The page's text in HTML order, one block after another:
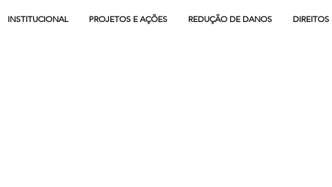
INSTITUCIONAL PROJETOS E AÇÕES REDUÇÃO DE DANOS DIREITOS